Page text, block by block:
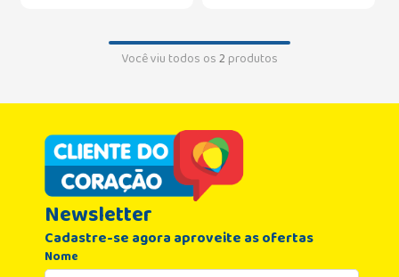
Você viu todos os2produtos
Newsletter
Cadastre-se agora aproveite as ofertas
Nome